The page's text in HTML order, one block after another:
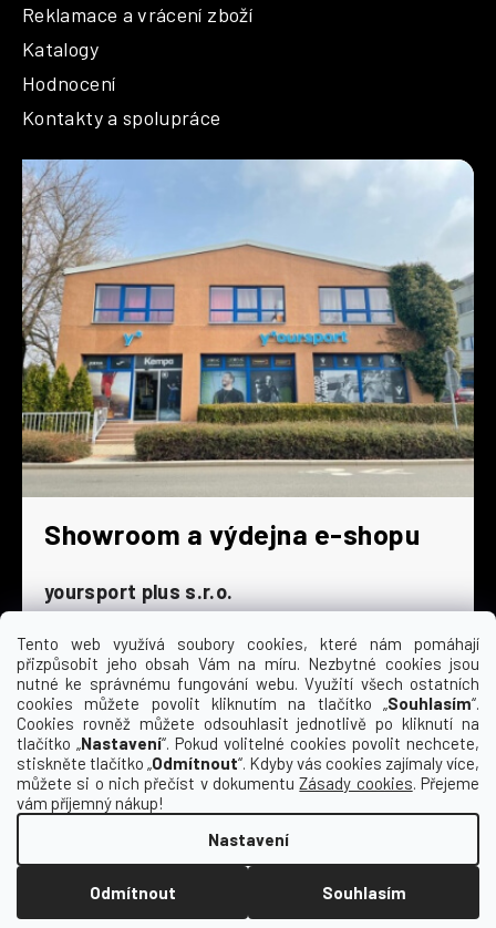
Tento web využívá soubory cookies, které nám pomáhají
přizpůsobit jeho obsah Vám na míru. Nezbytné cookies jsou
nutné ke správnému fungování webu. Využití všech ostatních
cookies můžete povolit kliknutím na tlačítko „Souhlasím“.
Cookies rovněž můžete odsouhlasit jednotlivě po kliknutí na
tlačítko „Nastavení“. Pokud volitelné cookies povolit nechcete,
stiskněte tlačítko „Odmítnout“. Kdyby vás cookies zajímaly více,
můžete si o nich přečíst v dokumentuZásady cookies. Přejeme
vám příjemný nákup!
Nastavení
Odmítnout Souhlasím
Reklamace a vrácení zboží
Katalogy
Hodnocení
Kontakty a spolupráce
Showroom a výdejna e-shopu
yoursport plus s.r.o.
Dyjská 845/4
196 00 Praha 9 - Čakovice
Po - Čt
9:00 - 16:30
Pá
9:00 - 15:30
So
zavřeno
Ne
zavřeno
Vytvořil Shoptet
Copyright 2026
Kempa | yoursport. Všechna
práva vyhrazena.Upravit nastavení cookies